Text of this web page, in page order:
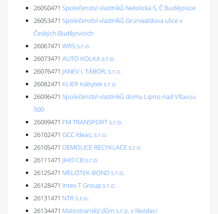
26050471 Společenství vlastníků Netolická 5, Č.Budějovice
26053471 Společenství vlastníků Grünwaldova ulice v
Českých Budějovicích
26067471 WRS s.r.o.
26073471 AUTO KOLKA s.r.o.
26076471 JANEV I. TÁBOR, s.r.o.
26082471 KLIER nábytek s.r.o.
26096471 Společenství vlastníků domu Lipno nad Vltavou
500
26099471 FM TRANSPORT s.r.o.
26102471 GCC Ideas, s.r.o.
26105471 DEMOLICE RECYKLACE s.r.o.
26111471 JIHO CB s.r.o.
26125471 MELOTEK-BOND s.r.o.
26128471 Intex-T Group s.r.o.
26131471 NTR s.r.o.
26134471 Malostranský dům s.r.o. v likvidaci